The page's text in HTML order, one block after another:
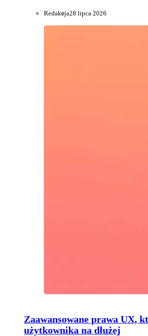
Redakcja28 lipca 2026
Zaawansowane prawa UX,
użytkownika na dłużej